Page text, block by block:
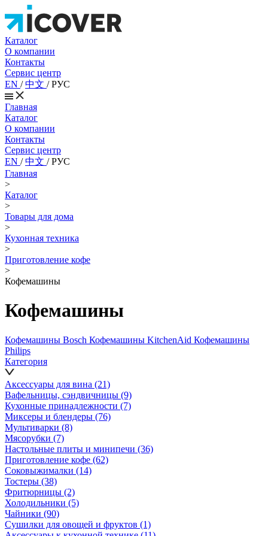
Каталог
О компании
Контакты
Сервис центр
EN /中文 /РУС
Главная
Каталог
О компании
Контакты
Сервис центр
EN /中文 /РУС
Главная
>
Каталог
>
Товары для дома
>
Кухонная техника
>
Приготовление кофе
>
Кофемашины
Кофемашины
Кофемашины Bosch Кофемашины KitchenAid Кофемашины
Philips
Категория
Аксессуары для вина (21)
Вафельницы, сэндвичницы (9)
Кухонные принадлежности (7)
Миксеры и блендеры (76)
Мультиварки (8)
Мясорубки (7)
Настольные плиты и минипечи (36)
Приготовление кофе (62)
Соковыжималки (14)
Тостеры (38)
Фритюрницы (2)
Холодильники (5)
Чайники (90)
Сушилки для овощей и фруктов (1)